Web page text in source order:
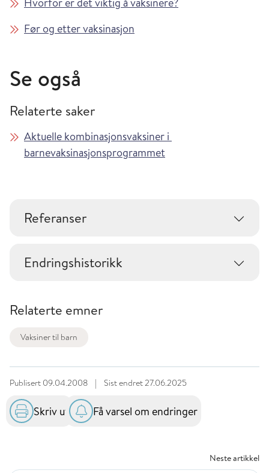
Før og etter vaksinasjon
Se også
Relaterte saker
Aktuelle kombinasjonsvaksiner i
barnevaksinasjonsprogrammet
Referanser
Endringshistorikk
Relaterte emner
Vaksiner til barn
Publisert 09.04.2008 | Sist endret27.06.2025
Skriv ut Få varsel om endringer
Neste artikkel